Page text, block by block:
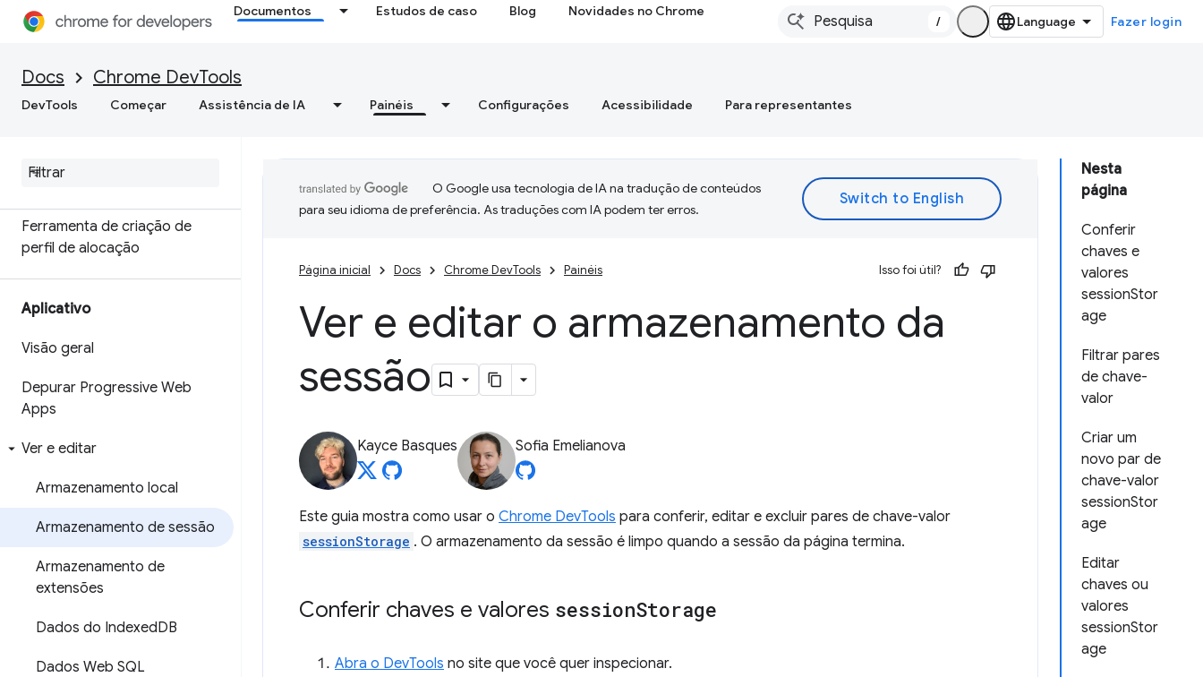
Documentos Estudos de caso Blog Novidades no Chrome
/ Fazer login
Docs Chrome DevTools
DevTools Começar Assistência de IA Painéis Configurações Acessibilidade Para representantes
Memória
Terminologia de memória
Ferramenta de criação de
perfil de alocação
Aplicativo
Visão geral
Depurar Progressive Web
Apps
Ver e editar
Armazenamento local
Armazenamento de sessão
Armazenamento de
extensões
Dados do IndexedDB
Dados Web SQL
Nesta
página
Conferir
chaves e
valores
sessionStor
age
Filtrar pares
de chave-
valor
Criar um
novo par de
chave-valor
sessionStor
age
Editar
chaves ou
valores
sessionStor
age
O Google usa tecnologia de IA na tradução de conteúdos
para seu idioma de preferência. As traduções com IA podem ter erros.
Página inicial Docs Chrome DevTools Painéis Isso foi útil?
Ver e editar o armazenamento da
sessão
Kayce Basques Sofia Emelianova
Este guia mostra como usar o Chrome DevTools para conferir, editar e excluir pares de chave-valor
sessionStorage . O armazenamento da sessão é limpo quando a sessão da página termina.
Conferir chaves e valores sessionStorage
Abra o DevTools no site que você quer inspecionar.